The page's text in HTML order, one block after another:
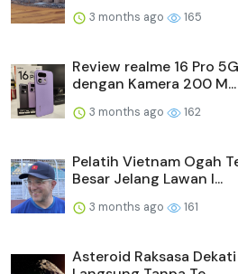
3 months ago 165
Review realme 16 Pro
dengan Kamera 200 M...
3 months ago 162
Pelatih Vietnam Ogah
Besar Jelang Lawan I...
3 months ago 161
Asteroid Raksasa